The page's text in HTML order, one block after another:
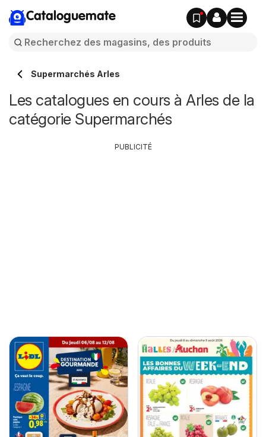
Cataloguemate
Supermarchés Arles
Les catalogues en cours à Arles de la
catégorie Supermarchés
PUBLICITÉ